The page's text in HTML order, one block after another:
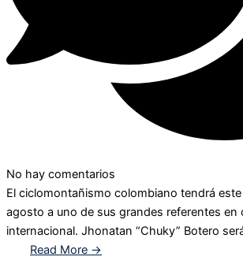
No hay comentarios
El ciclomontañismo colombiano tendrá
agosto a uno de sus grandes referentes en
internacional. Jhonatan “Chuky” Botero
Read More →